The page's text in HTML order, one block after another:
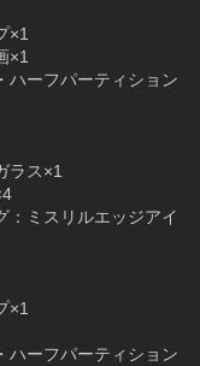
フパーティション
ス×1
スリルエッジアイ
フパーティション